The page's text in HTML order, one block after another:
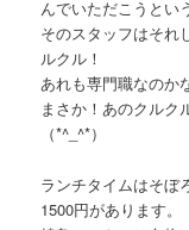
んでいただこうとい
そのスタッフはそれ
ルクル！
あれも専門職なのか
まさか！あのクル
（*^_^*）
ランチタイムはそぼ
1500円があります。